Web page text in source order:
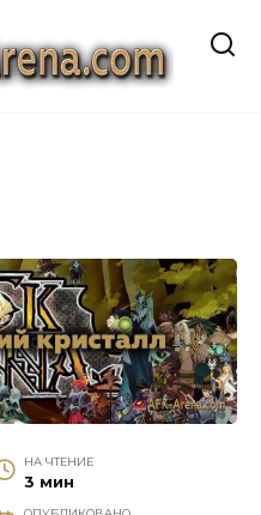
НА ЧТЕНИЕ
3 мин